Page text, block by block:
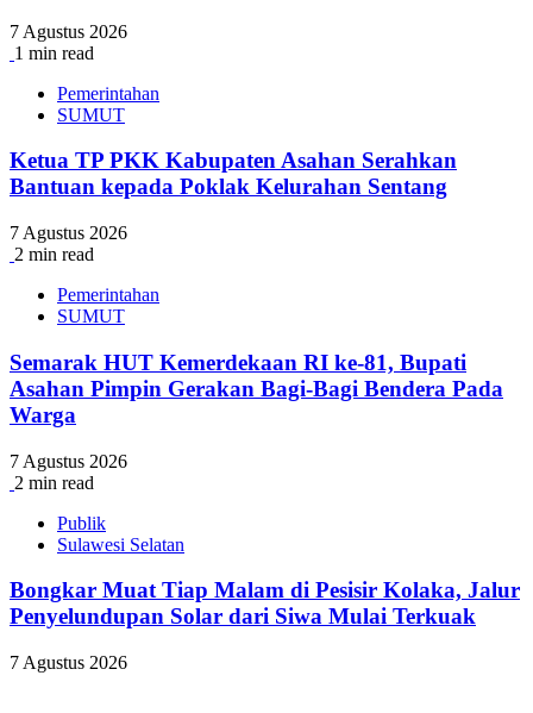
7 Agustus 2026
1 min read
Pemerintahan
SUMUT
Ketua TP PKK Kabupaten Asahan Serahkan
Bantuan kepada Poklak Kelurahan Sentang
7 Agustus 2026
2 min read
Pemerintahan
SUMUT
Semarak HUT Kemerdekaan RI ke-81, Bupati
Asahan Pimpin Gerakan Bagi-Bagi Bendera Pada
Warga
7 Agustus 2026
2 min read
Publik
Sulawesi Selatan
Bongkar Muat Tiap Malam di Pesisir Kolaka, Jalur
Penyelundupan Solar dari Siwa Mulai Terkuak
7 Agustus 2026